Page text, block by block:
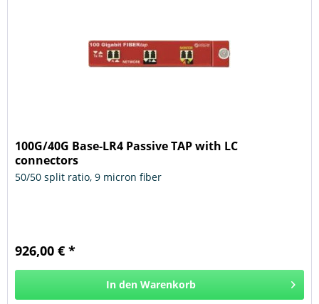
100G/40G Base-LR4 Passive TAP with LC
connectors
50/50 split ratio, 9 micron fiber
926,00 € *
In den Warenkorb